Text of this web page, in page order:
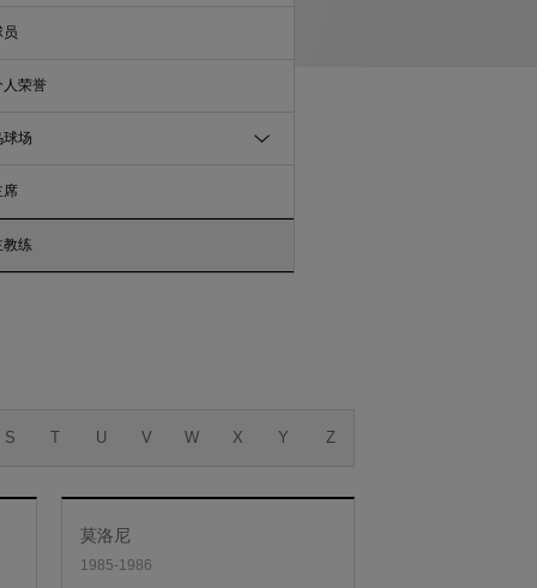
员
人荣誉
球场
席
教练
S T U V W X Y Z
莫洛尼
1985-1986